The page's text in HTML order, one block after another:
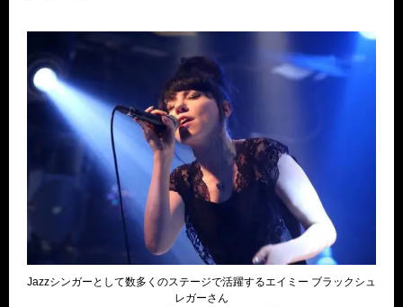
Jazzシンガーとして数多くのステージで活躍するエイミー ブラックシュ
レガーさん